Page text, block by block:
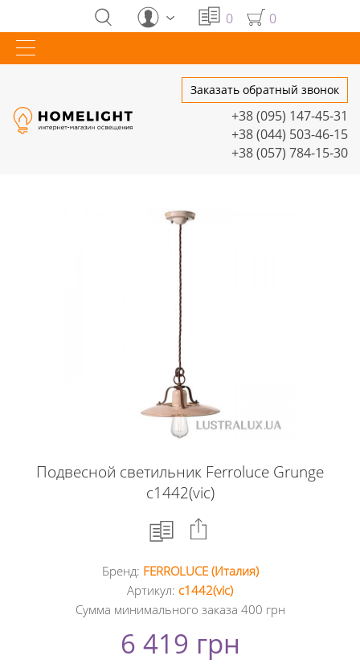
0 0
Заказать обратный звонок
+38 (095) 147-45-31
+38 (044) 503-46-15
+38 (057) 784-15-30
Подвесной светильник Ferroluce Grunge
c1442(vic)
Facebook
+
Бренд: FERROLUCE (Италия)
Артикул: c1442(vic)
Сумма минимального заказа 400 грн
6 419 грн